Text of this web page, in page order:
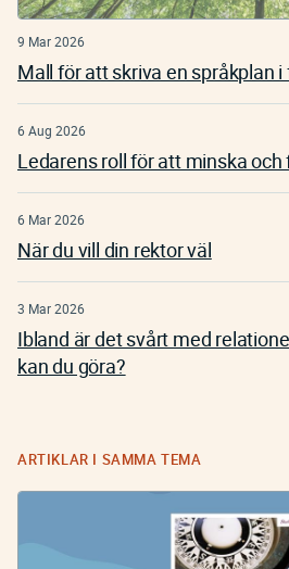
9 Mar 2026
Mall för att skriva en språkplan i
6 Aug 2026
Ledarens roll för att minska
6 Mar 2026
När du vill din rektor väl
3 Mar 2026
Ibland är det svårt med
kan du göra?
ARTIKLAR I SAMMA TEMA